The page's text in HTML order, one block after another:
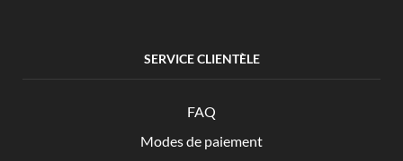
SERVICE CLIENTÈLE
FAQ
Modes de paiement